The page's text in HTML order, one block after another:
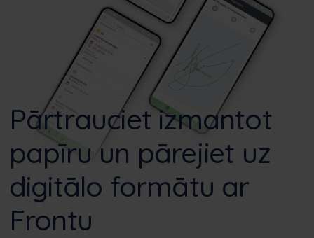
Pārtrauciet izmantot
papīru un pārejiet uz
digitālo formātu ar
Frontu